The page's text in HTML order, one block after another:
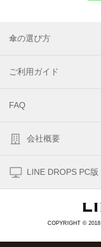
傘の選び方
ご利用ガイド
FAQ
会社概要
LINE DROPS PC版
COPYRIGHT ©